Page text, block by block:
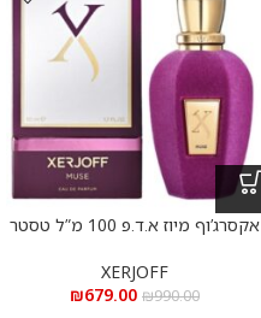
אקסרג’וף מיוז א.ד.פ 100 מ”ל טסטר
XERJOFF
₪990.00
₪679.00